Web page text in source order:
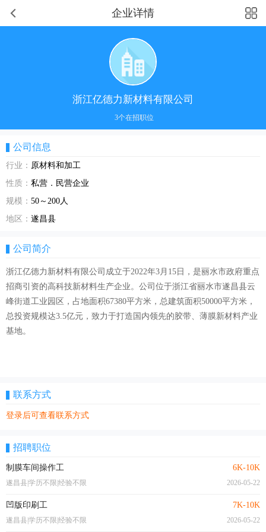
企业详情
浙江亿德力新材料有限公司
3个在招职位
公司信息
行业： 原材料和加工
性质： 私营．民营企业
规模： 50～200人
地区： 遂昌县
公司简介
浙江亿德力新材料有限公司成立于2022年3月15日，是丽水市政府重点
招商引资的高科技新材料生产企业。公司位于浙江省丽水市遂昌县云
峰街道工业园区，占地面积67380平方米，总建筑面积50000平方米，
总投资规模达3.5亿元，致力于打造国内领先的胶带、薄膜新材料产业
基地。
联系方式
登录后可查看联系方式
招聘职位
制膜车间操作工 6K-10K
遂昌县|学历不限|经验不限 2026-05-22
凹版印刷工 7K-10K
遂昌县|学历不限|经验不限 2026-05-22